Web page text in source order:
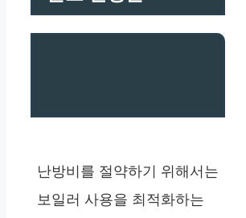
난방비를 절약하기 위해서는
보일러 사용을 최적화하는